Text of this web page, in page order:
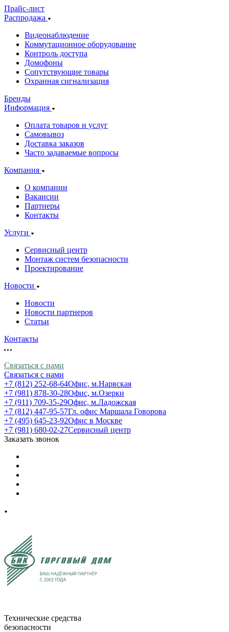
Прайс-лист
Распродажа
Видеонаблюдение
Коммутационное оборудование
Контроль доступа
Домофоны
Сопутствующие товары
Охранная сигнализация
Бренды
Информация
Оплата товаров и услуг
Самовывоз
Доставка заказов
Часто задаваемые вопросы
Компания
О компании
Вакансии
Партнеры
Контакты
Услуги
Сервисный центр
Монтаж систем безопасности
Проектирование
Новости
Новости
Новости партнеров
Статьи
Контакты
Связаться с нами
Связаться с нами
+7 (812) 252-68-64Офис, м.Нарвская
+7 (981) 878-30-28Офис, м.Озерки
+7 (911) 709-35-29Офис, м.Ладожская
+7 (812) 447-95-57Гл. офис Маршала Говорова
+7 (495) 645-23-92Офис в Москве
+7 (981) 680-02-27Сервисный центр
Заказать звонок
Технические средства
безопасности